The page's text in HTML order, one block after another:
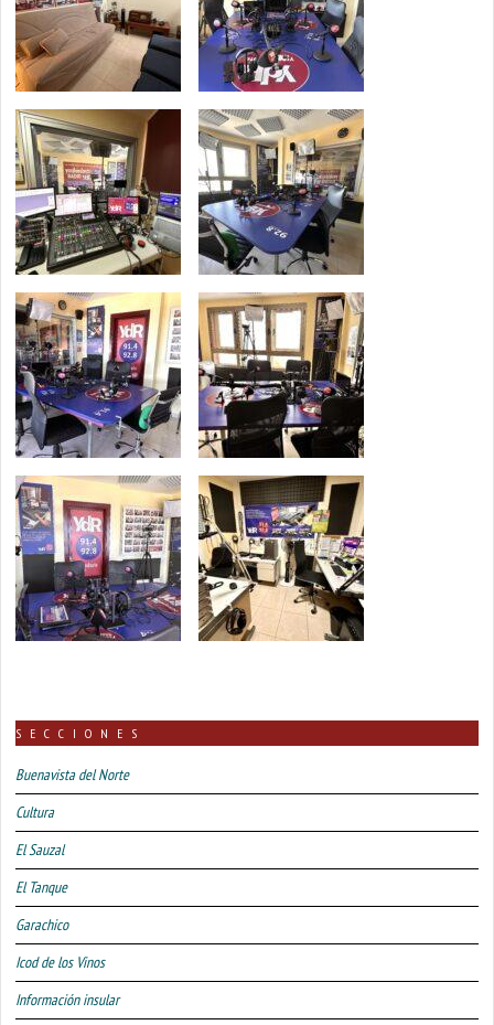
SECCIONES
Buenavista del Norte
Cultura
El Sauzal
El Tanque
Garachico
Icod de los Vinos
Información insular